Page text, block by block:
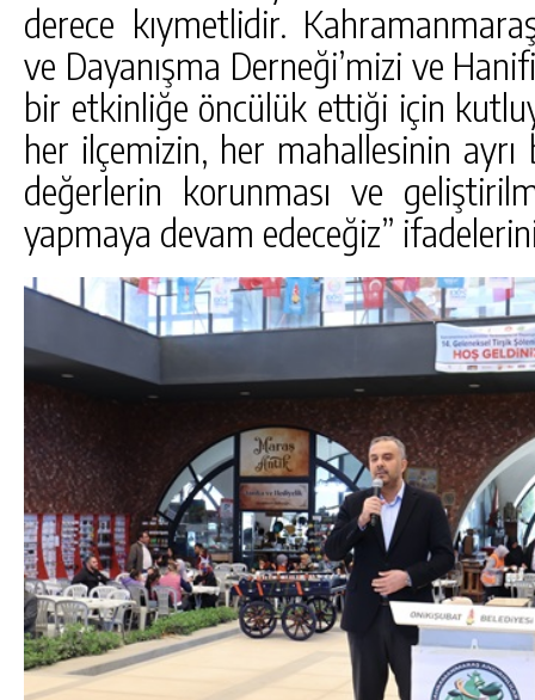
derece kıymetlidir.
ve Dayanışma Derneği’mizi ve
bir etkinliğe öncülük ettiği için
her ilçemizin, her mahallesinin
değerlerin korunması ve
yapmaya devam edeceğiz”